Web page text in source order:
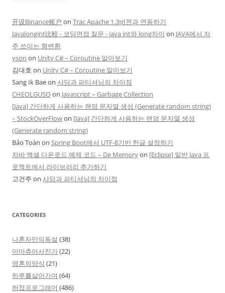
开设Binance账户 on Trac Apache 1.3버젼과 연동하기
Javalongint比較 - 코딩면접 질문 - java int와 long차이 on JAVA에서 자
주 쓰이는 형변환
yson on Unity C# – Coroutine 알아보기
김대호 on Unity C# – Coroutine 알아보기
Sang Ik Baeon 샤딩과 파티셔닝의 차이점
CHEOLGUSOon Javascript – Garbage Collection
[Java] 간단하게 사용하는 랜덤 문자열 생성 (Generate random string)
– StockOverFlowon [Java] 간단하게 사용하는 랜덤 문자열 생성
(Generate random string)
Bảo Toàn on Spring Boot에서 UTF-8기반 한글 설정하기
자바 엑셀 다운로드 예제 코드 – De Memoryon [Eclipse] 일반 Java 프
로젝트에서 라이브러리 추가하기
고건주 on 샤딩과 파티셔닝의 차이점
CATEGORIES
나혼자만의독설 (38)
아마츄어사진가(22)
영혼의양식 (21)
하루를살아가며 (64)
허접프로그래머 (486)